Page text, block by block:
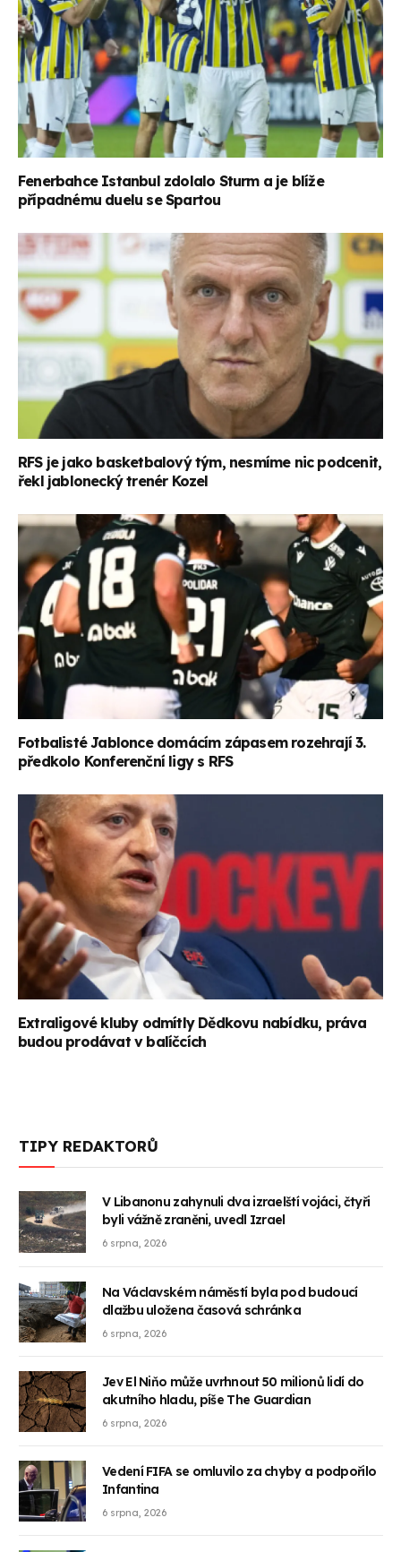
Fenerbahce Istanbul zdolalo Sturm a je blíže
případnému duelu se Spartou
RFS je jako basketbalový tým, nesmíme nic podcenit,
řekl jablonecký trenér Kozel
Fotbalisté Jablonce domácím zápasem rozehrají 3.
předkolo Konferenční ligy s RFS
Extraligové kluby odmítly Dědkovu nabídku, práva
budou prodávat v balíčcích
TIPY REDAKTORŮ
V Libanonu zahynuli dva izraelští vojáci, čtyři
byli vážně zraněni, uvedl Izrael
6 srpna, 2026
Na Václavském náměstí byla pod budoucí
dlažbu uložena časová schránka
6 srpna, 2026
Jev El Niňo může uvrhnout 50 milionů lidí do
akutního hladu, píše The Guardian
6 srpna, 2026
Vedení FIFA se omluvilo za chyby a podpořilo
Infantina
6 srpna, 2026